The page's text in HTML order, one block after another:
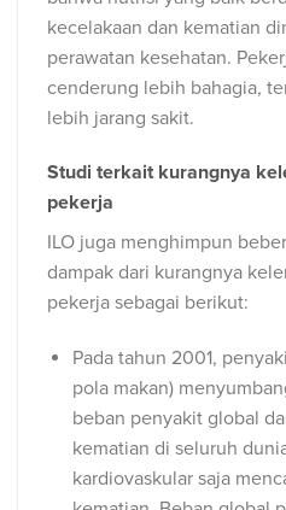
kecelakaan dan kematian
perawatan kesehatan.
cenderung lebih bahagia,
lebih jarang sakit.
Studi terkait kurangnya
pekerja
ILO juga menghimpun
dampak dari kurangnya
pekerja sebagai berikut:
Pada tahun 2001,
pola makan)
beban penyakit global
kematian di seluruh
kardiovaskular saja